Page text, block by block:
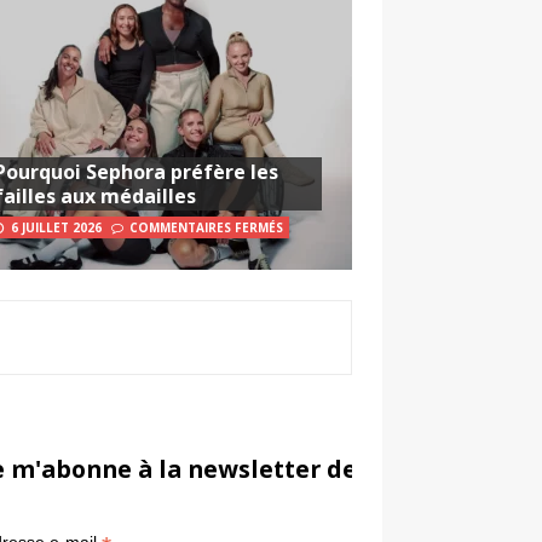
Sephora préfère les
aux médailles
6 JUILLET 2026 COMMENTAIRES FERMÉS
m'abonne à la newsletter de